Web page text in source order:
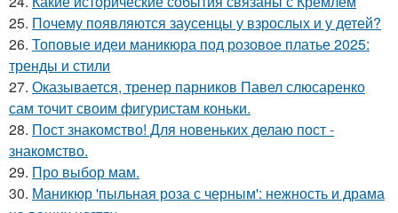
25. Почему появляются заусенцы у взрослых и у детей?
26. Топовые идеи маникюра под розовое платье 2025:
тренды и стили
27. Оказывается, тренер парников Павел слюсаренко
сам точит своим фигуристам коньки.
28. Пост знакомство! Для новеньких делаю пост -
знакомство.
29. Про выбор мам.
30. Маникюр 'пыльная роза с черным': нежность и драма